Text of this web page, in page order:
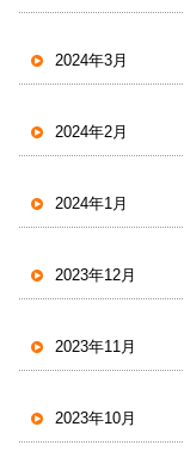
2024年3月
2024年2月
2024年1月
2023年12月
2023年11月
2023年10月